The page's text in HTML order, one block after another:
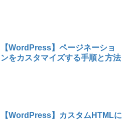
【WordPress】ページネーショ
ンをカスタマイズする手順と方法
【WordPress】カスタムHTMLに